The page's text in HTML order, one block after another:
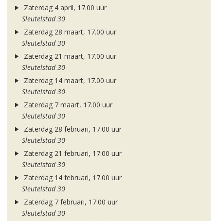
Zaterdag 4 april, 17.00 uur
Sleutelstad 30
Zaterdag 28 maart, 17.00 uur
Sleutelstad 30
Zaterdag 21 maart, 17.00 uur
Sleutelstad 30
Zaterdag 14 maart, 17.00 uur
Sleutelstad 30
Zaterdag 7 maart, 17.00 uur
Sleutelstad 30
Zaterdag 28 februari, 17.00 uur
Sleutelstad 30
Zaterdag 21 februari, 17.00 uur
Sleutelstad 30
Zaterdag 14 februari, 17.00 uur
Sleutelstad 30
Zaterdag 7 februari, 17.00 uur
Sleutelstad 30